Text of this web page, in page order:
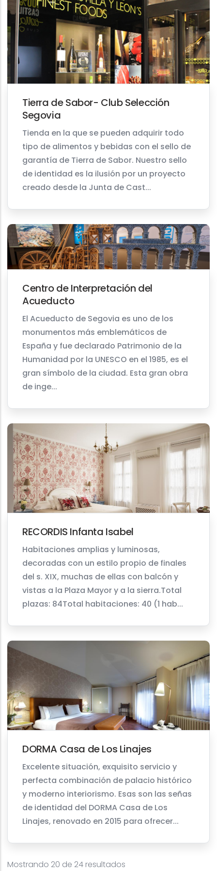
Tierra de Sabor- Club Selección
Segovia
Tienda en la que se pueden adquirir todo
tipo de alimentos y bebidas con el sello de
garantía de Tierra de Sabor. Nuestro sello
de identidad es la ilusión por un proyecto
creado desde la Junta de Cast...
Centro de Interpretación del
Acueducto
El Acueducto de Segovia es uno de los
monumentos más emblemáticos de
España y fue declarado Patrimonio de la
Humanidad por la UNESCO en el 1985, es el
gran símbolo de la ciudad. Esta gran obra
de inge...
RECORDIS Infanta Isabel
Habitaciones amplias y luminosas,
decoradas con un estilo propio de finales
del s. XIX, muchas de ellas con balcón y
vistas a la Plaza Mayor y a la sierra.Total
plazas: 84Total habitaciones: 40 (1 hab...
DORMA Casa de Los Linajes
Excelente situación, exquisito servicio y
perfecta combinación de palacio histórico
y moderno interiorismo. Esas son las señas
de identidad del DORMA Casa de Los
Linajes, renovado en 2015 para ofrecer...
Mostrando 20 de 24 resultados